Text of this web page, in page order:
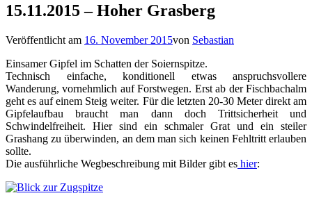
15.11.2015 – Hoher Grasberg
Veröffentlicht am 16. November 2015von Sebastian
Einsamer Gipfel im Schatten der Soiernspitze.
Technisch einfache, konditionell etwas anspruchsvollere
Wanderung, vornehmlich auf Forstwegen. Erst ab der Fischbachalm
geht es auf einem Steig weiter. Für die letzten 20-30 Meter direkt am
Gipfelaufbau braucht man dann doch Trittsicherheit und
Schwindelfreiheit. Hier sind ein schmaler Grat und ein steiler
Grashang zu überwinden, an dem man sich keinen Fehltritt erlauben
sollte.
Die ausführliche Wegbeschreibung mit Bilder gibt es hier: